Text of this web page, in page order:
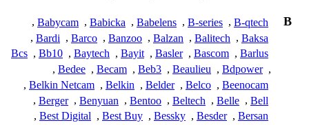
B
B-qtech
,
B-series
,
Babelens
,
Babicka
,
Babycam
,
Baksa
,
Balitech
,
Balzan
,
Banzoo
,
Barco
,
Bardi
,
Barlus
,
Bascom
,
Basler
,
Bayit
,
Baytech
,
Bb10
,
Bcs
,
Bdpower
,
Beaulieu
,
Beb3
,
Becam
,
Bedee
,
Beenocam
,
Belco
,
Belder
,
Belkin
,
Belkin Netcam
,
Bell
,
Belle
,
Beltech
,
Bentoo
,
Benyuan
,
Berger
,
Bersan
,
Besder
,
Bessky
,
Best Buy
,
Best Digital
,